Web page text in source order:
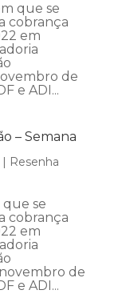
que se
cobrança
em
de
e ADI...
– Semana
Resenha
se
cobrança
em
de
e ADI...